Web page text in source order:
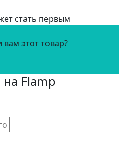
стать первым
этот товар?
Flamp